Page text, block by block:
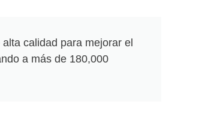
calidad para mejorar el
a más de 180,000